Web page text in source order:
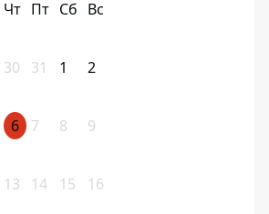
Чт Пт Сб Вс
30 31 1 2
6 7 8 9
13 14 15 16